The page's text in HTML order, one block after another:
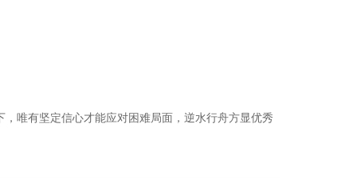
唯有坚定信心才能应对困难局面，逆水行舟方显优秀